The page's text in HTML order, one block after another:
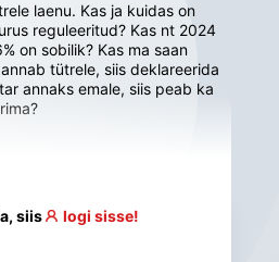
laenu. Kas ja kuidas on
reguleeritud? Kas nt 2024
on sobilik? Kas ma saan
tütrele, siis deklareerida
annaks emale, siis peab ka
siis logi sisse!